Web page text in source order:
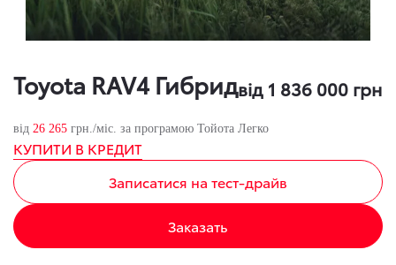
Toyota RAV4 Гибридвід 1 836 000 грн
від 26 265 грн./міс. за програмою Тойота Легко
КУПИТИ В КРЕДИТ
Записатися на тест-драйв
Заказать